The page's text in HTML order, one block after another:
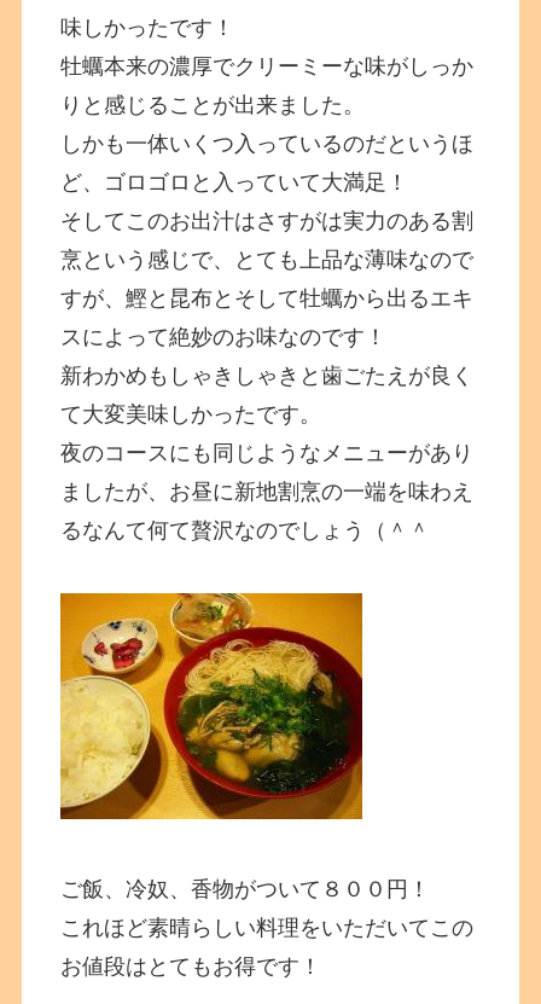
味しかったです！
牡蠣本来の濃厚でクリーミーな味がしっか
りと感じることが出来ました。
しかも一体いくつ入っているのだというほ
ど、ゴロゴロと入っていて大満足！
そしてこのお出汁はさすがは実力のある割
烹という感じで、とても上品な薄味なので
すが、鰹と昆布とそして牡蠣から出るエキ
スによって絶妙のお味なのです！
新わかめもしゃきしゃきと歯ごたえが良く
て大変美味しかったです。
夜のコースにも同じようなメニューがあり
ましたが、お昼に新地割烹の一端を味わえ
るなんて何て贅沢なのでしょう（＾＾
ご飯、冷奴、香物がついて８００円！
これほど素晴らしい料理をいただいてこの
お値段はとてもお得です！